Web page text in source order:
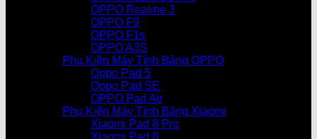
OPPO Realme 3
OPPO F9
OPPO F1s
OPPO A3S
Phụ Kiện Máy Tính Bảng OPPO
Oppo Pad 5
Oppo Pad SE
OPPO Pad Air
Phụ Kiện Máy Tính Bảng Xiaomi
Xiaomi Pad 8 Pro
Xiaomi Pad 8